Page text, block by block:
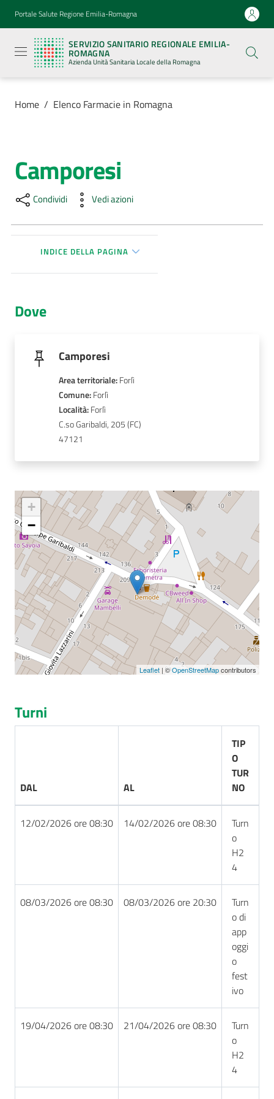
Vai al contenuto
Vai alla navigazione
Vai al footer
Portale Salute Regione Emilia-Romagna
SERVIZIO SANITARIO REGIONALE EMILIA-
ROMAGNA
Azienda Unità Sanitaria Locale della Romagna
Sanitario
Regionale
Emilia-
Romagna
Azienda
Sanitaria
Locale della
Azienda
Servizi
Luoghi
Comunica
Bandi
e
Concorsi
Seguici
su
Home / Elenco Farmacie in Romagna
Salta al contenuto
Camporesi
Condividi Vedi azioni
INDICE DELLA PAGINA
Dove
Camporesi
Area territoriale:Forlì
Comune: Forlì
Località: Forlì
C.so Garibaldi, 205
47121
+
−
Leaflet | ©OpenStreetMapcontributors
Turni
DAL AL
TIP
O
TUR
NO
12/02/2026 ore 08:30 14/02/2026 ore 08:30
Turn
o
H2
4
08/03/2026 ore 08:30 08/03/2026 ore 20:30
Turn
o di
app
oggi
o
fest
ivo
19/04/2026 ore 08:30 21/04/2026 ore 08:30
Turn
o
H2
4